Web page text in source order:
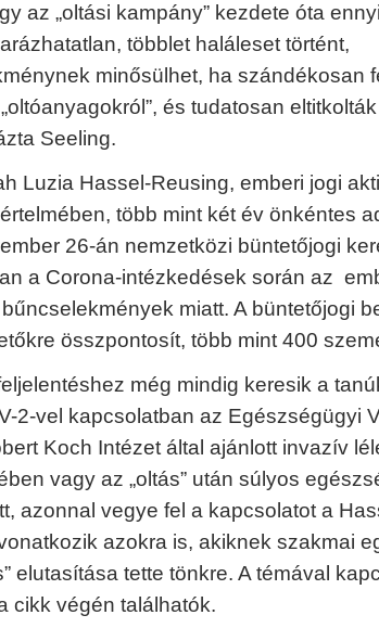
az „oltási kampány” kezdete óta ennyi
többlet haláleset történt,
minősülhet, ha szándékosan
és tudatosan
Seeling.
Luzia Hassel-Reusing, emberi jogi
több mint két év önkéntes
26-án nemzetközi büntetőjogi
a Corona-intézkedések során az
miatt. A büntetőjogi
összpontosít, több mint 400
még mindig keresik a
2-vel kapcsolatban az Egészségügyi
Koch Intézet által ajánlott invazív
vagy az „oltás” után súlyos
azonnal vegye fel a kapcsolatot a
azokra is, akiknek szakmai
elutasítása tette tönkre. A témával
cikk végén találhatók.